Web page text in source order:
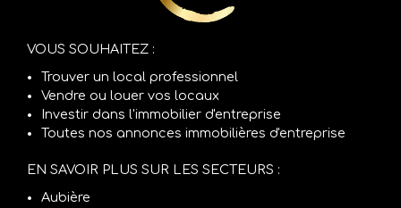
VOUS SOUHAITEZ :
Trouver un local professionnel
Vendre ou louer vos locaux
Investir dans l'immobilier d'entreprise
Toutes nos annonces immobilières d'entreprise
EN SAVOIR PLUS SUR LES SECTEURS :
Aubière